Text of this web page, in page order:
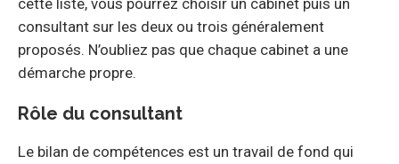
consultant sur les deux ou trois généralement
proposés. N’oubliez pas que chaque cabinet a une
démarche propre.
Rôle du consultant
Le bilan de compétences est un travail de fond qui